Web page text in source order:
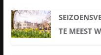
TE MEEST